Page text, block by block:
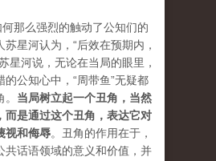
何那么强烈的触动了公知们的
苏星河认为，“后效在预期内，
星河说，无论在当局的眼里，
公知心中，“周带鱼”无疑都
当局树立起一个丑角，当然
而是通过这个丑角，表达它对
视和侮辱。 丑角的作用在于，
共话语领域的意义和价值，并